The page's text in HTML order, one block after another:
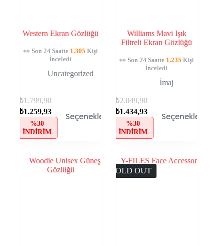
Western Ekran Gözlüğü
👀 Son 24 Saatte 1.305 Kişi
İnceledi
Uncategorized
₺1.799,90
₺1.259,93
%30
İNDIRIM
Seçenekler
Williams Mavi Işık
Filtreli Ekran Gözlüğü
👀 Son 24 Saatte 1.235 Kişi
İnceledi
İmaj
₺2.049,90
₺1.434,93
%30
İNDIRIM
Seçenekler
SOLD OUT